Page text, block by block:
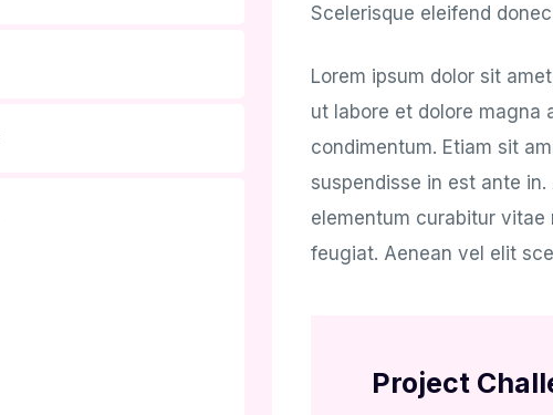
Scelerisque eleifend
Lorem ipsum dolor sit
ut labore et dolore magna
condimentum. Etiam sit
suspendisse in est ante
elementum curabitur
feugiat. Aenean vel elit
Project